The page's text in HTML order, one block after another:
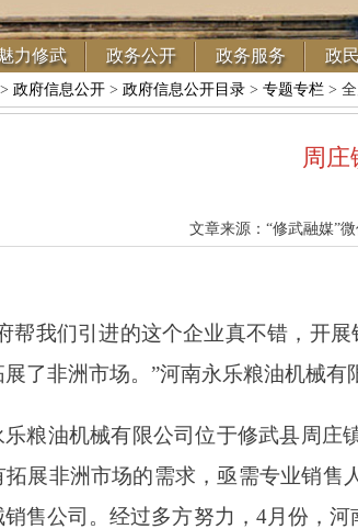
力修武 政务公开 政务服务 政
政府信息公开 > 政府信息公开目录 > 专题专栏 >
周庄
文章来源：“修武融媒”
帮我们引进的这个企业真不错，开
了非洲市场。”河南永乐粮油机械有
乐粮油机械有限公司位于修武县周庄
拓展非洲市场的需求，亟需专业销售
销售公司。经过多方努力，4月份，